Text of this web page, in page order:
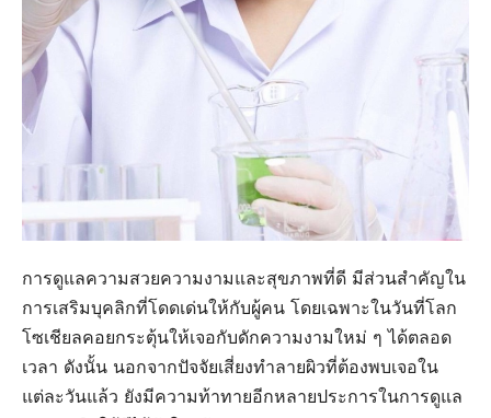
การดูแลความสวยความงามและสุขภาพที่ดี มีส่วนสำคัญใน
การเสริมบุคลิกที่โดดเด่นให้กับผู้คน โดยเฉพาะในวันที่โลก
โซเชียลคอยกระตุ้นให้เจอกับดักความงามใหม่ ๆ ได้ตลอด
เวลา ดังนั้น นอกจากปัจจัยเสี่ยงทำลายผิวที่ต้องพบเจอใน
แต่ละวันแล้ว ยังมีความท้าทายอีกหลายประการในการดูแล